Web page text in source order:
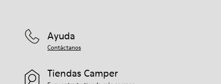
Ayuda
Contáctanos
Tiendas Camper